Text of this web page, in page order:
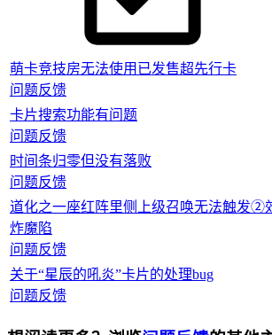
萌卡竞技房无法使用已发售超先行卡
问题反馈
卡片搜索功能有问题
问题反馈
时间条归零但没有落败
问题反馈
道化之一座红阵里侧上级召唤无法触发②
炸魔陷
问题反馈
关于“星辰的吼炎”卡片的处理bug
问题反馈